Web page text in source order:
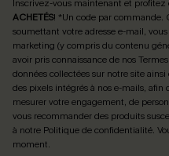
Inscrivez-vous maintenant et profitez
ACHETÉS! *Un code par commande.
soumettant votre adresse e-mail,
marketing (y compris du contenu
avoir pris connaissance de nos
données collectées sur notre site
des pixels intégrés à nos e-mails,
mesurer votre engagement, de
vous recommander des produits
à notre Politique de confidentialité.
moment.